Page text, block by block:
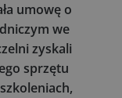
umowę o
we
zyskali
sprzętu